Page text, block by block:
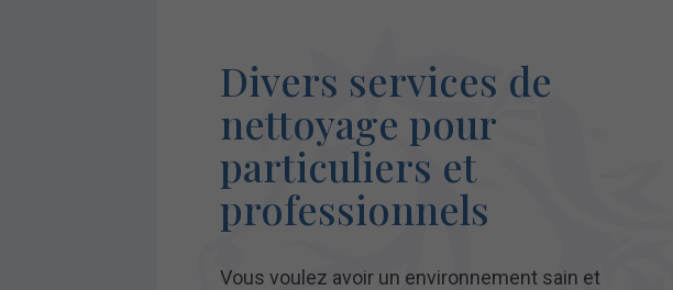
Divers services de
nettoyage pour
particuliers et
professionnels
Vous voulez avoir un environnement sain et